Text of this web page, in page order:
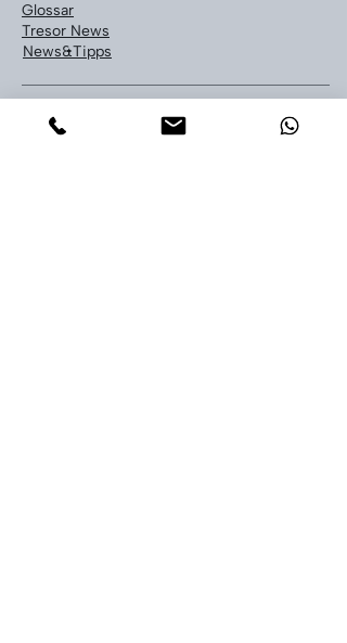
Glossar
Tresor News
News&Tipps
LEISTUNGEN